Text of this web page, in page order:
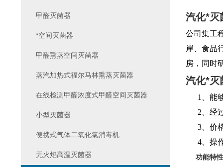
汽化*灭
公司集工
岸 、食品
房， 同时
汽化*灭
1、能
2、经过
3、价格
4、操作
功能特
甲醛灭菌器
*空间灭菌器
甲醛熏蒸空间灭菌器
蒸汽加热式福尔马林熏蒸灭菌器
在线检测甲醛浓度式甲醛空间灭菌器
小型灭菌器
便携式气体二氧化氯消毒机
无火焰高温灭菌器